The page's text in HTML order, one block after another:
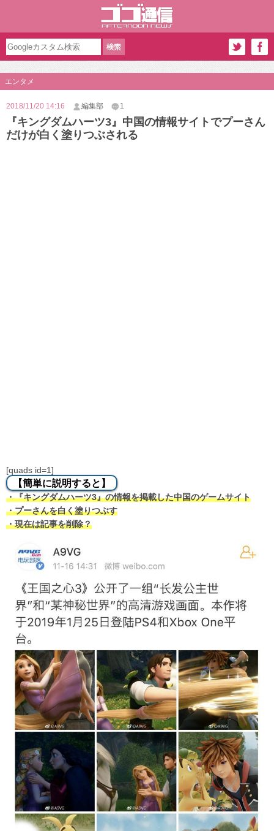
エンタメ
2018/11/20 14:16 編集部 1
『キングダムハーツ3』中国の情報サイトでプーさん
だけが白く塗りつぶされる
[quads id=1]
【簡単に説明すると】
・『キングダムハーツ3』の情報を掲載した中国のゲームサイト
・プーさんを白く塗りつぶす
・現在は記事を削除？